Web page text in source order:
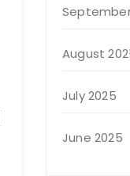
August
July 2025
June 2025